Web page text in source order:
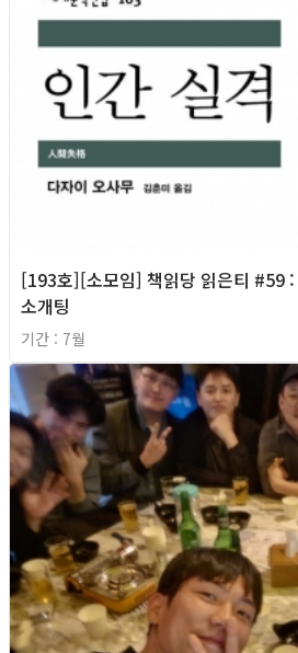
[193호][소모임] 책읽당 읽은티 #59 :
소개팅
기간 : 7월